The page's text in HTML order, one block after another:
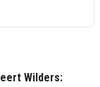
Wilders: